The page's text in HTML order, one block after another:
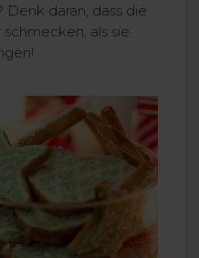
daran, dass die
als sie